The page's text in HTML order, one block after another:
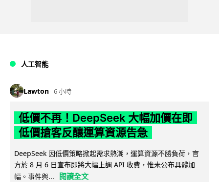
人工智能
Lawton 6 小時
低價不再！DeepSeek 大幅加價在即
低價搶客反釀運算資源告急
DeepSeek 因低價策略掀起需求熱潮，運算資源不勝負荷，官
方於 8 月 6 日宣布即將大幅上調 API 收費，惟未公布具體加
幅。事件與...
閱讀全文